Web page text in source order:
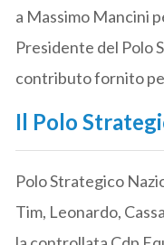
a Massimo Mancini
Presidente del Polo
contributo fornito
Il Polo
Polo Strategico
Tim, Leonardo,